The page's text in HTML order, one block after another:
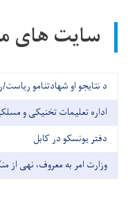
سایت های
د نتایجو او شهادتنامو
اداره تعلیمات تخنیکی و
دفتر یونسکو در کابل
وزارت امر به معروف، نهی از